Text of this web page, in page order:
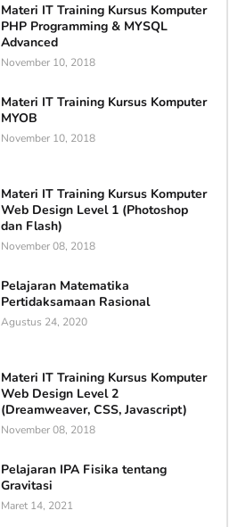
Materi IT Training Kursus Komputer
PHP Programming & MYSQL
Advanced
November 10, 2018
Materi IT Training Kursus Komputer
MYOB
November 10, 2018
Materi IT Training Kursus Komputer
Web Design Level 1 (Photoshop
dan Flash)
November 08, 2018
Pelajaran Matematika
Pertidaksamaan Rasional
Agustus 24, 2020
Materi IT Training Kursus Komputer
Web Design Level 2
(Dreamweaver, CSS, Javascript)
November 08, 2018
Pelajaran IPA Fisika tentang
Gravitasi
Maret 14, 2021